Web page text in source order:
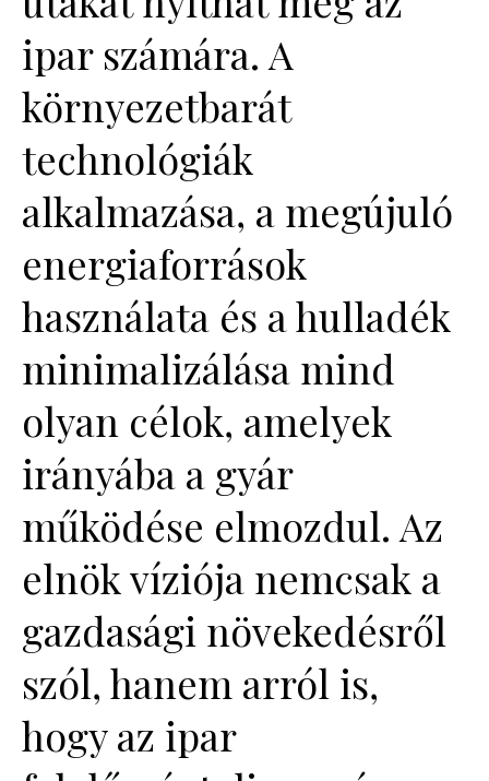
ipar számára. A
környezetbarát
technológiák
alkalmazása, a megújuló
energiaforrások
használata és a hulladék
minimalizálása mind
olyan célok, amelyek
irányába a gyár
működése elmozdul. Az
elnök víziója nemcsak a
gazdasági növekedésről
szól, hanem arról is,
hogy az ipar